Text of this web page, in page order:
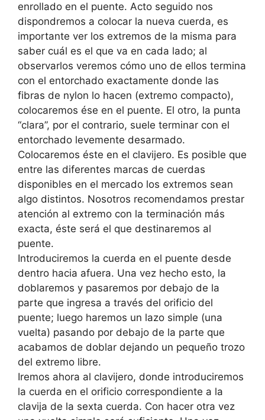
enrollado en el puente. Acto seguido nos
dispondremos a colocar la nueva cuerda, es
importante ver los extremos de la misma para
saber cuál es el que va en cada lado; al
observarlos veremos cómo uno de ellos termina
con el entorchado exactamente donde las
fibras de nylon lo hacen (extremo compacto),
colocaremos ése en el puente. El otro, la punta
“clara”, por el contrario, suele terminar con el
entorchado levemente desarmado.
Colocaremos éste en el clavijero. Es posible que
entre las diferentes marcas de cuerdas
disponibles en el mercado los extremos sean
algo distintos. Nosotros recomendamos prestar
atención al extremo con la terminación más
exacta, éste será el que destinaremos al
puente.
Introduciremos la cuerda en el puente desde
dentro hacia afuera. Una vez hecho esto, la
doblaremos y pasaremos por debajo de la
parte que ingresa a través del orificio del
puente; luego haremos un lazo simple (una
vuelta) pasando por debajo de la parte que
acabamos de doblar dejando un pequeño trozo
del extremo libre.
Iremos ahora al clavijero, donde introduciremos
la cuerda en el orificio correspondiente a la
clavija de la sexta cuerda. Con hacer otra vez